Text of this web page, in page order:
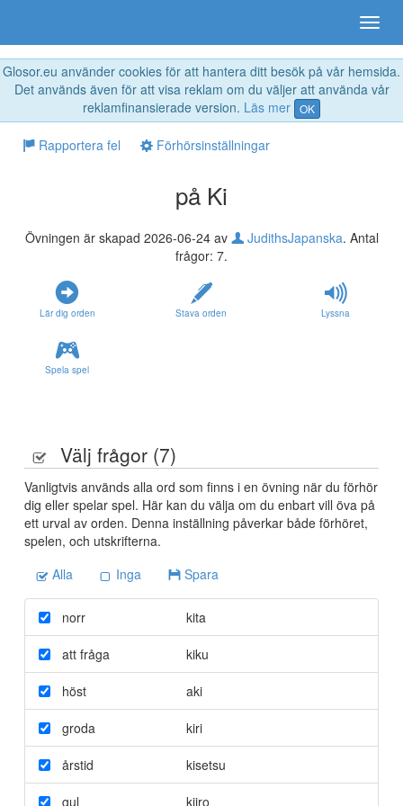
Glosor.eu använder cookies för att hantera ditt besök på vår hemsida.
Det används även för att visa reklam om du väljer att använda vår
reklamfinansierade version. Läs mer OK
Rapportera fel Förhörsinställningar
på Ki
Övningen är skapad 2026-06-24 av JudithsJapanska. Antal
frågor: 7.
Lär dig orden Stava orden Lyssna
Spela spel
Välj frågor (7)
Vanligtvis används alla ord som finns i en övning när du förhör
dig eller spelar spel. Här kan du välja om du enbart vill öva på
ett urval av orden. Denna inställning påverkar både förhöret,
spelen, och utskrifterna.
Alla
Inga Spara
norr kita
att fråga kiku
höst aki
groda kiri
årstid kisetsu
gul kiiro